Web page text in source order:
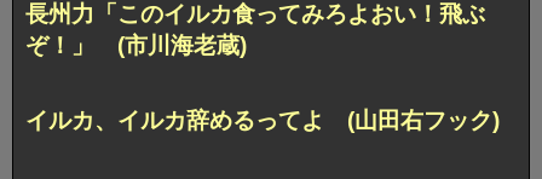
長州力「このイルカ食ってみろよおい！飛ぶ
ぞ！」 (市川海老蔵)
イルカ、イルカ辞めるってよ (山田右フック)